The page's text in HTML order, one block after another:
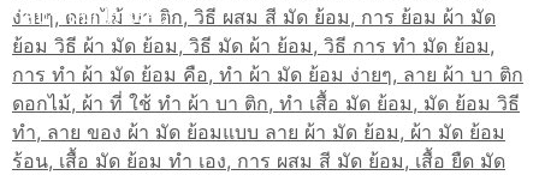
เส้นทางมาโรงเรียน